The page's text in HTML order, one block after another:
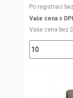
Po registraci
Vaše cena s
Vaše cena bez